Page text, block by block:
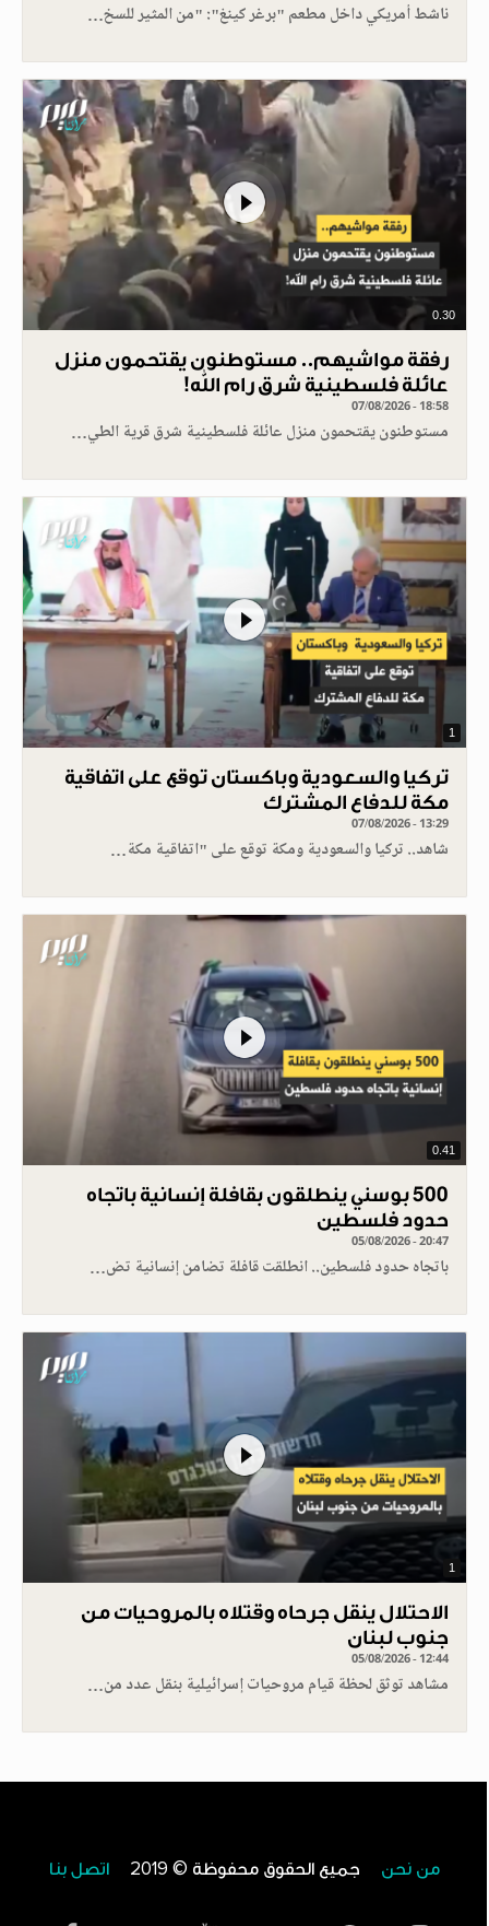
ناشط أمريكي داخل مطعم "برغر كينغ": "من المثير للسخ…
0.30
رفقة مواشيهم.. مستوطنون يقتحمون منزل
عائلة فلسطينية شرق رام الله!
07/08/2026 - 18:58
مستوطنون يقتحمون منزل عائلة فلسطينية شرق قرية الطي…
1
تركيا والسعودية وباكستان توقع على اتفاقية
مكة للدفاع المشترك
07/08/2026 - 13:29
شاهد.. تركيا والسعودية ومكة توقع على "اتفاقية مكة…
0.41
500 بوسني ينطلقون بقافلة إنسانية باتجاه
حدود فلسطين
05/08/2026 - 20:47
باتجاه حدود فلسطين.. انطلقت قافلة تضامن إنسانية تض…
1
الاحتلال ينقل جرحاه وقتلاه بالمروحيات من
جنوب لبنان
05/08/2026 - 12:44
مشاهد توثق لحظة قيام مروحيات إسرائيلية بنقل عدد من…
من نحن جميع الحقوق محفوظة © 2019 اتصل بنا